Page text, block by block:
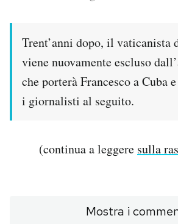
Area Personale
Regala il Post
Hai bisogno di aiuto?
Trent’anni dopo, il vaticanista
viene nuovamente escluso
che porterà Francesco a Cuba
i giornalisti al seguito.
(continua a leggere sulla
Mostra i